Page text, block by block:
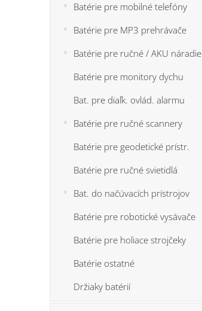
Batérie pre mobilné telefóny
Batérie pre MP3 prehrávače
Batérie pre ručné / AKU náradie
Batérie pre monitory dychu
Bat. pre diaľk. ovlád. alarmu
Batérie pre ručné scannery
Batérie pre geodetické prístr.
Batérie pre ručné svietidlá
Bat. do načúvacích prístrojov
Batérie pre robotické vysávače
Batérie pre holiace strojčeky
Batérie ostatné
Držiaky batérií